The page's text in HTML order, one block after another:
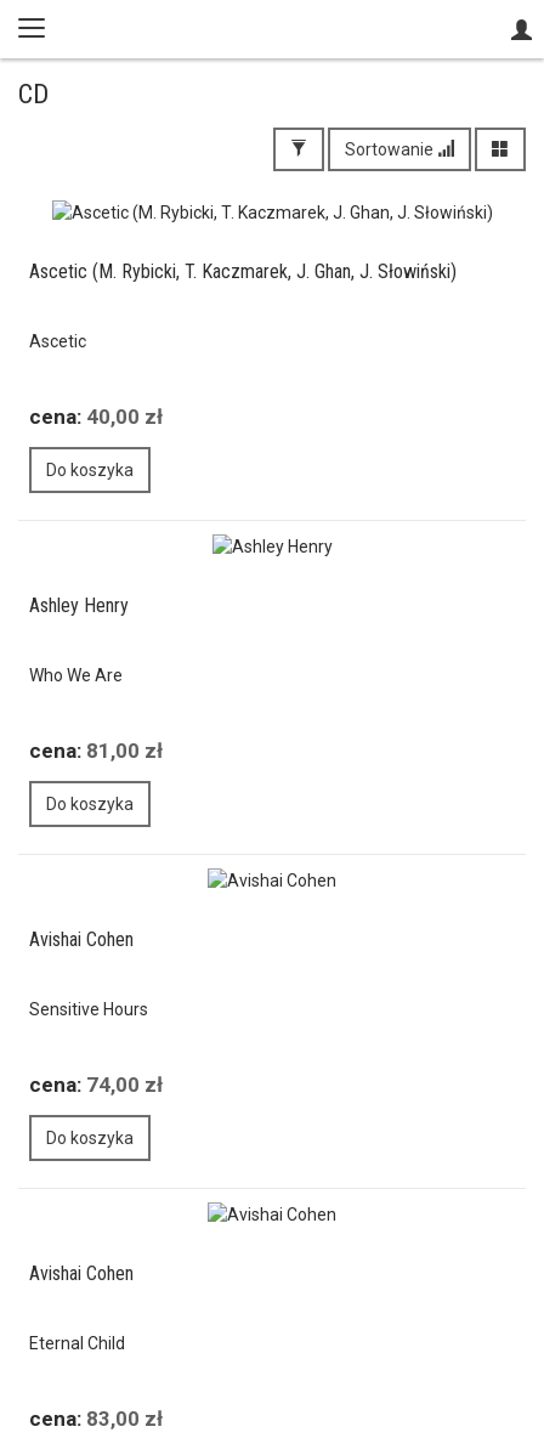
CD
Sortowanie
Ascetic (M. Rybicki, T. Kaczmarek, J. Ghan, J. Słowiński)
Ascetic
cena: 40,00 zł
Do koszyka
Ashley Henry
Who We Are
cena: 81,00 zł
Do koszyka
Avishai Cohen
Sensitive Hours
cena: 74,00 zł
Do koszyka
Avishai Cohen
Eternal Child
cena: 83,00 zł